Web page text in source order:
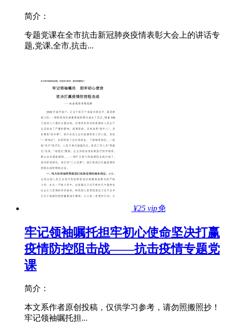
简介：
专题党课在全市抗击新冠肺炎疫情表彰大会上的讲话专
题,党课,全市,抗击...
¥25 vip免
牢记领袖嘱托担牢初心使命坚决打赢
疫情防控阻击战——抗击疫情专题党
课
简介：
本文系作者原创投稿，仅供学习参考，请勿照搬照抄！
牢记领袖嘱托担...